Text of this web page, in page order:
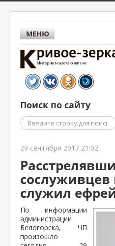
МЕНЮ
Поиск по сайту
Поиск
29 сентября 2017 21:02
сослуживцев
служил
По информации
администрации
Белогорска, ЧП
произошло